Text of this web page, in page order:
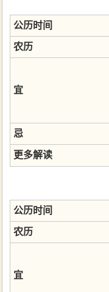
公历时间
农历
宜
忌
更多解读
公历时间
农历
宜